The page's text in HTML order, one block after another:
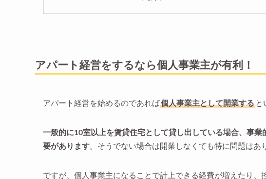
アパート経営をするなら個人事業主が有利！
アパート経営を始めるのであれば個人事業主として開業する と
一般的に10室以上を賃貸住宅として貸し出している場合、事
要があります。そうでない場合は開業しなくても特に問題はあ
ですが、個人事業主になることで計上できる経費が増えたり、